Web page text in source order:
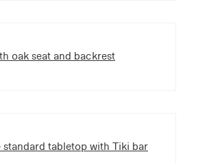
oak seat and backrest
standard tabletop with Tiki bar